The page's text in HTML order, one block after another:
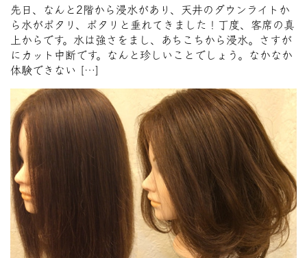
先日、なんと2階から浸水があり、天井のダウンライトか
ら水がポタリ、ポタリと垂れてきました！丁度、客席の真
上からです。水は強さをまし、あちこちから浸水。さすが
にカット中断です。なんと珍しいことでしょう。なかなか
体験できない […]